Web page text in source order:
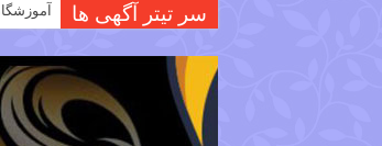
سر تیتر آگهی ها